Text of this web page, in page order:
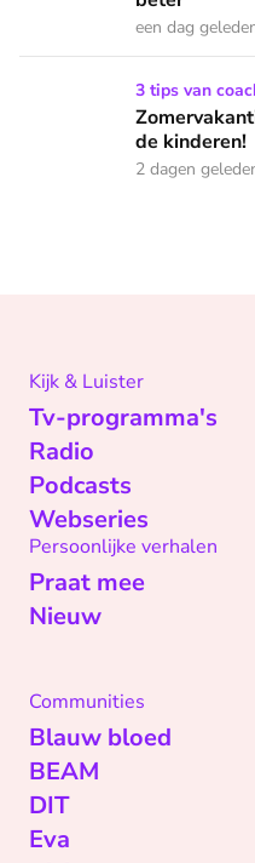
een dag
Zomervakantie? Zó houd
3 tips van
de kinderen!
2 dagen
Kijk & Luister
Tv-programma's
Radio
Podcasts
Webseries
Persoonlijke verhalen
Praat mee
Nieuw
Communities
Blauw bloed
BEAM
DIT
Eva